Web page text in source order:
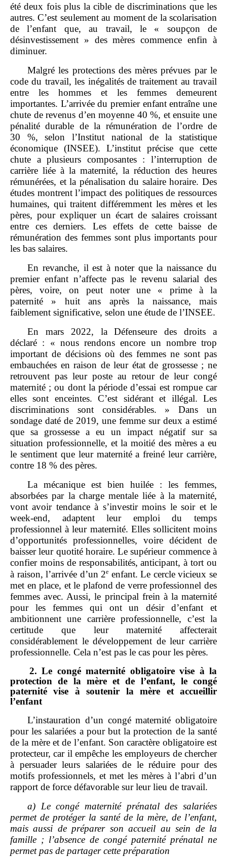
été deux fois plus la cible de discriminations que les
autres. C’est seulement au moment de la scolarisation
de l’enfant que, au travail, le « soupçon de
désinvestissement » des mères commence enfin à
diminuer.
Malgré les protections des mères prévues par le
code du travail, les inégalités de traitement au travail
entre les hommes et les femmes demeurent
importantes. L’arrivée du premier enfant entraîne une
chute de revenus d’en moyenne 40 %, et ensuite une
pénalité durable de la rémunération de l’ordre de
30 %, selon l’Institut national de la statistique
économique (INSEE). L’institut précise que cette
chute a plusieurs composantes : l’interruption de
carrière liée à la maternité, la réduction des heures
rémunérées, et la pénalisation du salaire horaire. Des
études montrent l’impact des politiques de ressources
humaines, qui traitent différemment les mères et les
pères, pour expliquer un écart de salaires croissant
entre ces derniers. Les effets de cette baisse de
rémunération des femmes sont plus importants pour
les bas salaires.
En revanche, il est à noter que la naissance du
premier enfant n’affecte pas le revenu salarial des
pères, voire, on peut noter une « prime à la
paternité » huit ans après la naissance, mais
faiblement significative, selon une étude de l’INSEE.
En mars 2022, la Défenseure des droits a
déclaré : « nous rendons encore un nombre trop
important de décisions où des femmes ne sont pas
embauchées en raison de leur état de grossesse ; ne
retrouvent pas leur poste au retour de leur congé
maternité ; ou dont la période d’essai est rompue car
elles sont enceintes. C’est sidérant et illégal. Les
discriminations sont considérables. » Dans un
sondage daté de 2019, une femme sur deux a estimé
que sa grossesse a eu un impact négatif sur sa
situation professionnelle, et la moitié des mères a eu
le sentiment que leur maternité a freiné leur carrière,
contre 18 % des pères.
La mécanique est bien huilée : les femmes,
absorbées par la charge mentale liée à la maternité,
vont avoir tendance à s’investir moins le soir et le
week‑end, adaptent leur emploi du temps
professionnel à leur maternité. Elles sollicitent moins
d’opportunités professionnelles, voire décident de
baisser leur quotité horaire. Le supérieur commence à
confier moins de responsabilités, anticipant, à tort ou
à raison, l’arrivée d’un 2e enfant. Le cercle vicieux se
met en place, et le plafond de verre professionnel des
femmes avec. Aussi, le principal frein à la maternité
pour les femmes qui ont un désir d’enfant et
ambitionnent une carrière professionnelle, c’est la
certitude que leur maternité affecterait
considérablement le développement de leur carrière
professionnelle. Cela n’est pas le cas pour les pères.
2. Le congé maternité obligatoire vise à la
protection de la mère et de l’enfant, le congé
paternité vise à soutenir la mère et accueillir
l’enfant
L’instauration d’un congé maternité obligatoire
pour les salariées a pour but la protection de la santé
de la mère et de l’enfant. Son caractère obligatoire est
protecteur, car il empêche les employeurs de chercher
à persuader leurs salariées de le réduire pour des
motifs professionnels, et met les mères à l’abri d’un
rapport de force défavorable sur leur lieu de travail.
a) Le congé maternité prénatal des salariées
permet de protéger la santé de la mère, de l’enfant,
mais aussi de préparer son accueil au sein de la
famille ; l’absence de congé paternité prénatal ne
permet pas de partager cette préparation